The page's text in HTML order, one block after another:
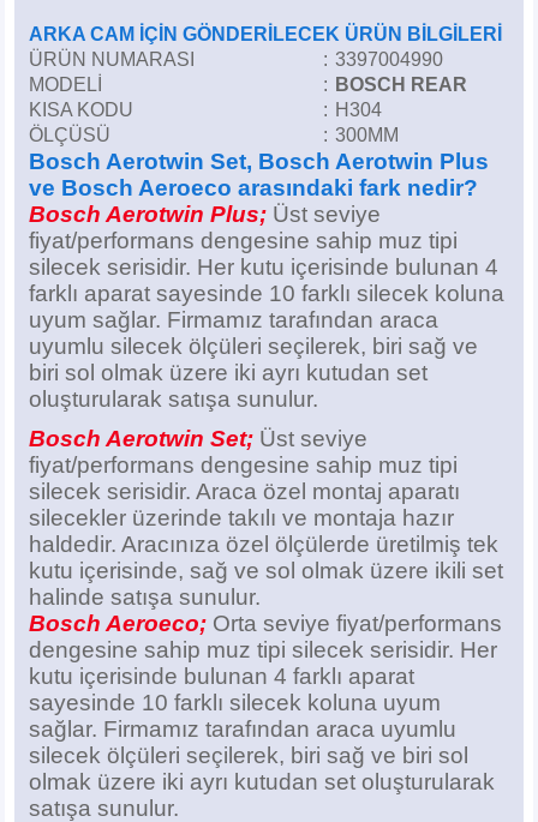
ARKA CAM İÇİN GÖNDERİLECEK ÜRÜN BİLGİLERİ
ÜRÜN NUMARASI
: 3397004990
MODELİ
: BOSCH REAR
KISA KODU
: H304
ÖLÇÜSÜ
: 300MM
Bosch Aerotwin Set, Bosch Aerotwin Plus
ve Bosch Aeroeco arasındaki fark nedir?
Bosch Aerotwin Plus; Üst seviye
fiyat/performans dengesine sahip muz tipi
silecek serisidir. Her kutu içerisinde bulunan 4
farklı aparat sayesinde 10 farklı silecek koluna
uyum sağlar. Firmamız tarafından araca
uyumlu silecek ölçüleri seçilerek, biri sağ ve
biri sol olmak üzere iki ayrı kutudan set
oluşturularak satışa sunulur.
Bosch Aerotwin Set; Üst seviye
fiyat/performans dengesine sahip muz tipi
silecek serisidir. Araca özel montaj aparatı
silecekler üzerinde takılı ve montaja hazır
haldedir. Aracınıza özel ölçülerde üretilmiş tek
kutu içerisinde, sağ ve sol olmak üzere ikili set
halinde satışa sunulur.
Bosch Aeroeco; Orta seviye fiyat/performans
dengesine sahip muz tipi silecek serisidir. Her
kutu içerisinde bulunan 4 farklı aparat
sayesinde 10 farklı silecek koluna uyum
sağlar. Firmamız tarafından araca uyumlu
silecek ölçüleri seçilerek, biri sağ ve biri sol
olmak üzere iki ayrı kutudan set oluşturularak
satışa sunulur.